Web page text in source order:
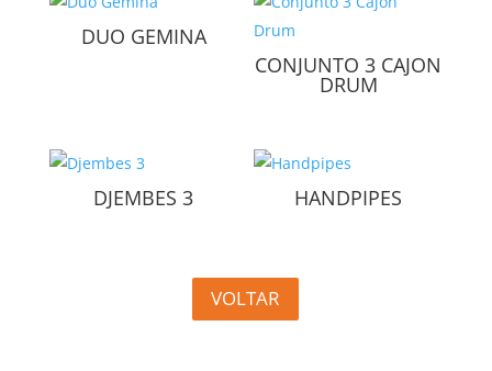
DUO GEMINA
CONJUNTO 3 CAJON
DRUM
DJEMBES 3 HANDPIPES
VOLTAR